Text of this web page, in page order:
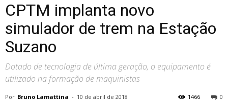
​CPTM implanta novo
simulador de trem na Estação
Suzano
Dotado de tecnologia de última geração, o equipamento é
utilizado na formação de maquinistas
Por Bruno Lamattina - 10 de abril de 2018 0
1466